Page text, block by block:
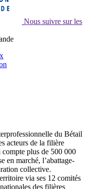
Nous suivre sur les
du Bétail
acteurs de la filière
compte plus de 500 000
en marché, l’abattage-
collective.
via ses 12 comités
des filières